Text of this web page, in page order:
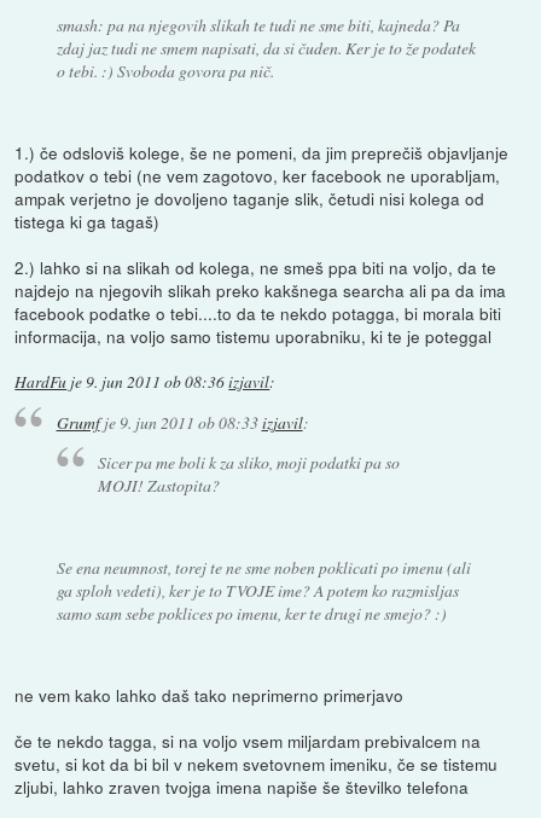
smash: pa na njegovih slikah te tudi ne sme biti, kajneda? Pa
zdaj jaz tudi ne smem napisati, da si čuden. Ker je to že podatek
o tebi. :) Svoboda govora pa nič.
1.) če odsloviš kolege, še ne pomeni, da jim preprečiš objavljanje
podatkov o tebi (ne vem zagotovo, ker facebook ne uporabljam,
ampak verjetno je dovoljeno taganje slik, četudi nisi kolega od
tistega ki ga tagaš)
2.) lahko si na slikah od kolega, ne smeš ppa biti na voljo, da te
najdejo na njegovih slikah preko kakšnega searcha ali pa da ima
facebook podatke o tebi....to da te nekdo potagga, bi morala biti
informacija, na voljo samo tistemu uporabniku, ki te je poteggal
HardFu je9. jun 2011 ob 08:36izjavil:
Grumfje9. jun 2011 ob 08:33izjavil:
Sicer pa me boli k za sliko, moji podatki pa so
MOJI! Zastopita?
Se ena neumnost, torej te ne sme noben poklicati po imenu (ali
ga sploh vedeti), ker je to TVOJE ime? A potem ko razmisljas
samo sam sebe poklices po imenu, ker te drugi ne smejo? :)
ne vem kako lahko daš tako neprimerno primerjavo
če te nekdo tagga, si na voljo vsem miljardam prebivalcem na
svetu, si kot da bi bil v nekem svetovnem imeniku, če se tistemu
zljubi, lahko zraven tvojga imena napiše še številko telefona